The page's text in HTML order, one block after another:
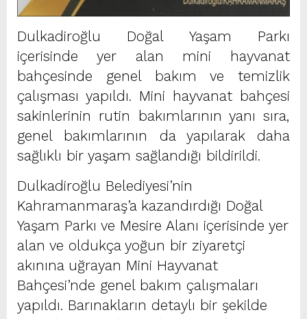
Dulkadiroğlu Doğal Yaşam Parkı
içerisinde yer alan mini hayvanat
bahçesinde genel bakım ve temizlik
çalışması yapıldı. Mini hayvanat bahçesi
sakinlerinin rutin bakımlarının yanı sıra,
genel bakımlarının da yapılarak daha
sağlıklı bir yaşam sağlandığı bildirildi.
Dulkadiroğlu Belediyesi’nin
Kahramanmaraş’a kazandırdığı Doğal
Yaşam Parkı ve Mesire Alanı içerisinde yer
alan ve oldukça yoğun bir ziyaretçi
akınına uğrayan Mini Hayvanat
Bahçesi’nde genel bakım çalışmaları
yapıldı. Barınakların detaylı bir şekilde